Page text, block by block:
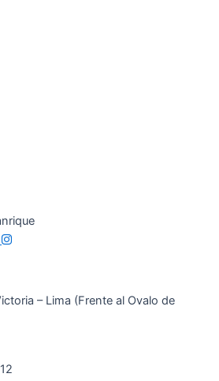
– Lima (Frente al Ovalo de